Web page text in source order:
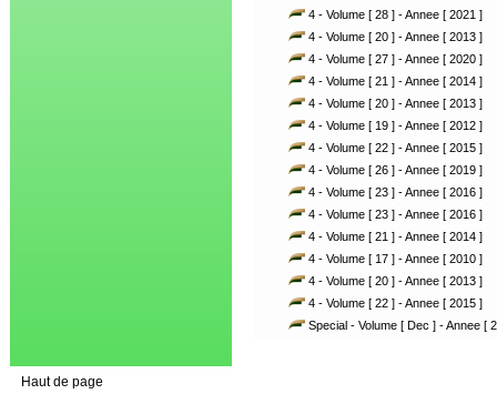
4 - Volume [ 28 ] - Annee [ 2021 ]
4 - Volume [ 20 ] - Annee [ 2013 ]
4 - Volume [ 27 ] - Annee [ 2020 ]
4 - Volume [ 21 ] - Annee [ 2014 ]
4 - Volume [ 20 ] - Annee [ 2013 ]
4 - Volume [ 19 ] - Annee [ 2012 ]
4 - Volume [ 22 ] - Annee [ 2015 ]
4 - Volume [ 26 ] - Annee [ 2019 ]
4 - Volume [ 23 ] - Annee [ 2016 ]
4 - Volume [ 23 ] - Annee [ 2016 ]
4 - Volume [ 21 ] - Annee [ 2014 ]
4 - Volume [ 17 ] - Annee [ 2010 ]
4 - Volume [ 20 ] - Annee [ 2013 ]
4 - Volume [ 22 ] - Annee [ 2015 ]
Special - Volume [ Dec ] - Annee [
Haut de page